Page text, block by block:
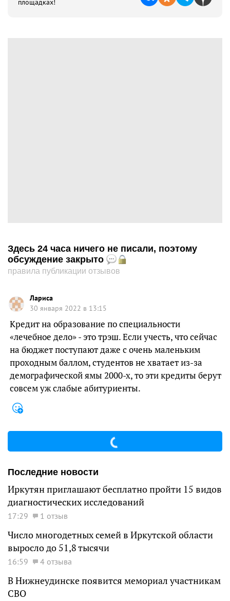
площадках!
Здесь 24 часа ничего не писали, поэтому
обсуждение закрыто
правила публикации отзывов
Лариса
30 января 2022 в 13:15
Кредит на образование по специальности
«лечебное дело» - это трэш. Если учесть, что сейчас
на бюджет поступают даже с очень маленьким
проходным баллом, студентов не хватает из-за
демографической ямы 2000-х, то эти кредиты берут
совсем уж слабые абитуриенты.
Последние новости
Иркутян приглашают бесплатно пройти 15 видов
диагностических исследований
17:29 1 отзыв
Число многодетных семей в Иркутской области
выросло до 51,8 тысячи
16:59 4 отзыва
В Нижнеудинске появится мемориал участникам
СВО